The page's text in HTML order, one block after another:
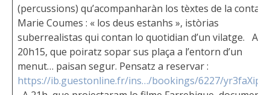
(percussions) qu’acompanharàn los tèxtes de la
Marie Coumes : « los deus estanhs », istòrias
suberrealistas qui contan lo quotidian d’un vilatge. A
20h15, que poiratz sopar sus plaça a l’entorn d’un
menut… paisan segur. Pensatz a reservar :
https://ib.guestonline.fr/ins…/bookings/6227/